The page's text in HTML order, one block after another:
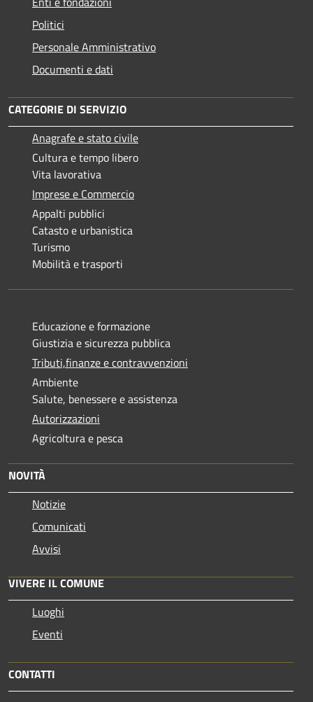
Politici
Personale Amministrativo
Documenti e dati
CATEGORIE DI SERVIZIO
Anagrafe e stato civile
Cultura e tempo libero
Vita lavorativa
Imprese e Commercio
Appalti pubblici
Catasto e urbanistica
Turismo
Mobilità e trasporti
Educazione e formazione
Giustizia e sicurezza pubblica
Tributi,finanze e contravvenzioni
Ambiente
Salute, benessere e assistenza
Autorizzazioni
Agricoltura e pesca
NOVITÀ
Notizie
Comunicati
Avvisi
VIVERE IL COMUNE
Luoghi
Eventi
CONTATTI